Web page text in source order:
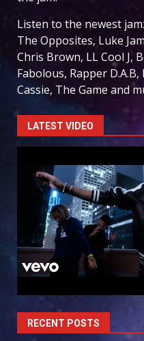
Listen to the newest
The Opposites, Luke
Chris Brown, LL Cool J,
Fabolous, Rapper
Cassie, The Game and
LATEST VIDEO
RECENT POSTS